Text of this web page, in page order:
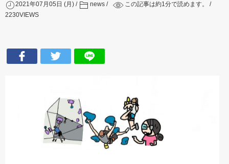
2021年07月05日 (月) news この記事は約1分で読めます。
2230VIEWS